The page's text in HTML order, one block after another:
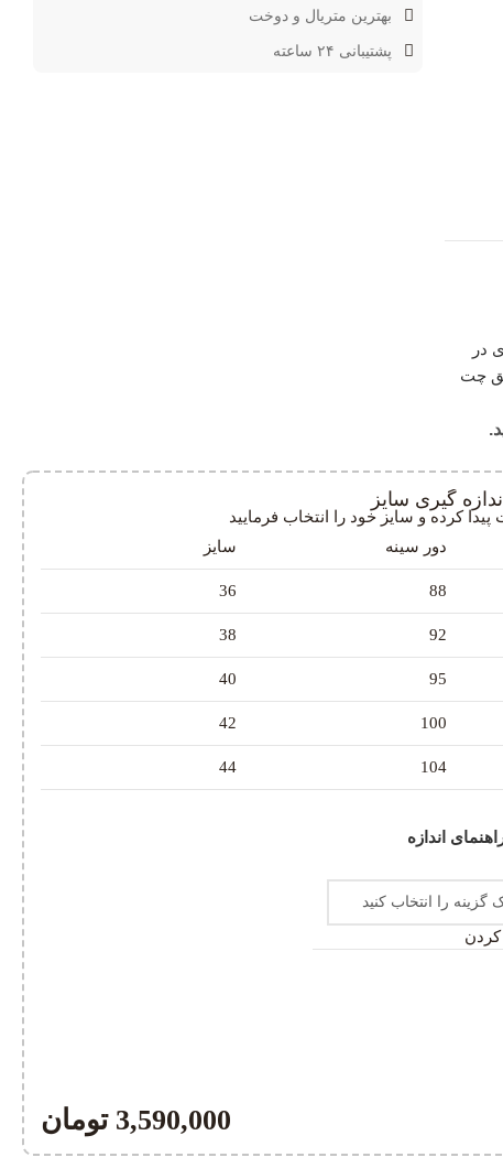
در
چت
بهترین متریال و دوخت
پشتیبانی ۲۴ ساعته
گیری سایز
کرده و سایز خود را انتخاب فرمایید
دور سینه سایز
88
36
92
38
95
40
100
42
104
44
اندازه
کردن
3,590,000 تومان